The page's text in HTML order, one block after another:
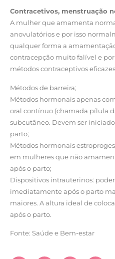
Contracetivos, menstruação
A mulher que amamenta
anovulatórios e por isso
qualquer forma a
contracepção muito falível e
métodos contraceptivos
Métodos de barreira;
Métodos hormonais apenas
oral contínuo (chamada pílula
subcutâneo. Devem ser
parto;
Métodos hormonais
em mulheres que não
após o parto;
Dispositivos intrauterinos:
imediatamente após o parto
maiores. A altura ideal de
após o parto.
Fonte: Saúde e Bem-estar